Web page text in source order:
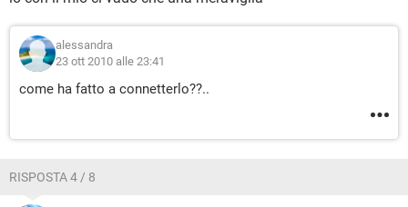
alessandra
23 ott 2010 alle 23:41
come ha fatto a connetterlo??..
RISPOSTA 4 / 8